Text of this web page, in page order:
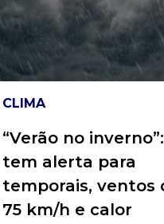
CLIMA
Vendaval destrói
salão da
de Marmeleiro, no
interior de Anita